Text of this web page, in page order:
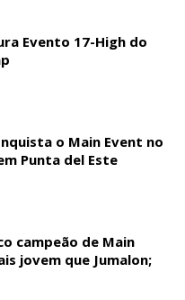
Evento 17-High do
o Main Event no
Punta del Este
campeão de Main
jovem que Jumalon;